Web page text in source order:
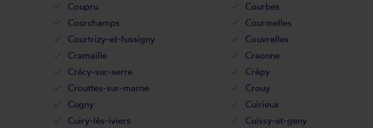
Coupru
Courbes
Courchamps
Courmelles
Courtrizy-et-fussigny
Couvrelles
Cramaille
Craonne
Crécy-sur-serre
Crépy
Crouttes-sur-marne
Crouy
Cugny
Cuirieux
Cuiry-lès-iviers
Cuissy-et-geny